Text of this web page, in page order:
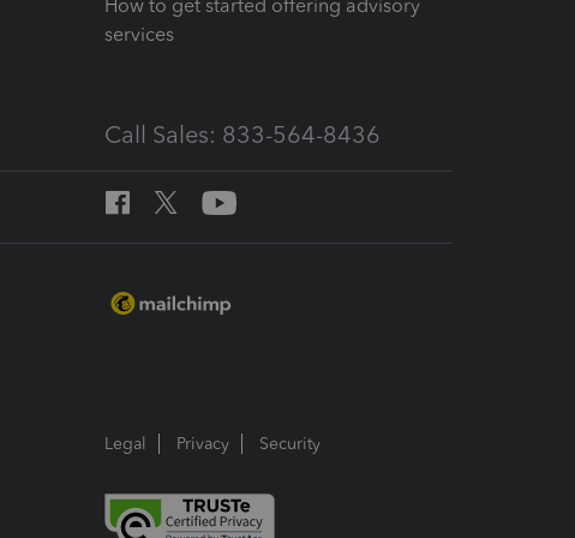
How to get started offering advisory
services
Call Sales: 833-564-8436
Legal Privacy Security